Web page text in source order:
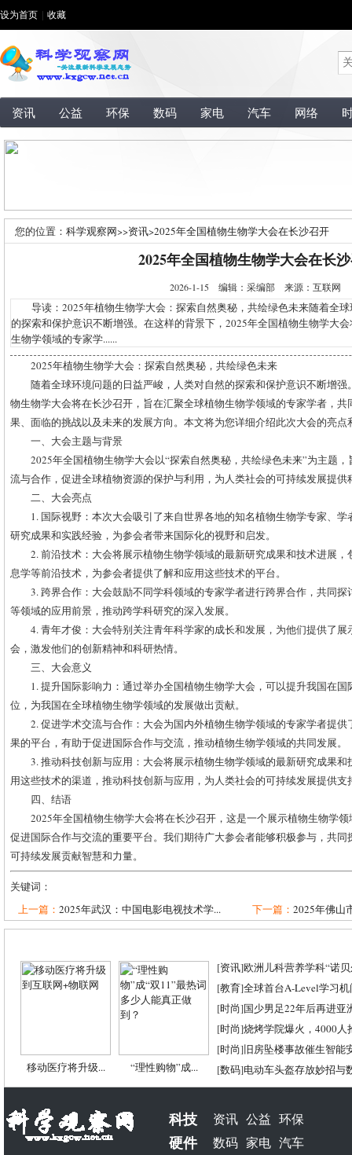
设为首页 收藏
资讯 公益 环保 数码 家电 汽车 网络
您的位置： 科学观察网>>资讯>2025年全国植物生物学大会在长沙召开
2025年全国植物生物学大会在长
2026-1-15 编辑：采编部 来源：互联网
导读：2025年植物生物学大会：探索自然奥秘，共绘绿色未来随着全球
的探索和保护意识不断增强。在这样的背景下，2025年全国植物生物学大
生物学领域的专家学......
2025年植物生物学大会：探索自然奥秘，共绘绿色未来
随着全球环境问题的日益严峻，人类对自然的探索和保护意识不断增
物生物学大会将在长沙召开，旨在汇聚全球植物生物学领域的专家学者，
果、面临的挑战以及未来的发展方向。本文将为您详细介绍此次大会的亮点
一、大会主题与背景
2025年全国植物生物学大会以“探索自然奥秘，共绘绿色未来”为主题
流与合作，促进全球植物资源的保护与利用，为人类社会的可持续发展提供
二、大会亮点
1. 国际视野：本次大会吸引了来自世界各地的知名植物生物学专家、
研究成果和实践经验，为参会者带来国际化的视野和启发。
2. 前沿技术：大会将展示植物生物学领域的最新研究成果和技术进展
息学等前沿技术，为参会者提供了解和应用这些技术的平台。
3. 跨界合作：大会鼓励不同学科领域的专家学者进行跨界合作，共同
等领域的应用前景，推动跨学科研究的深入发展。
4. 青年才俊：大会特别关注青年科学家的成长和发展，为他们提供了
会，激发他们的创新精神和科研热情。
三、大会意义
1. 提升国际影响力：通过举办全国植物生物学大会，可以提升我国在
位，为我国在全球植物生物学领域的发展做出贡献。
2. 促进学术交流与合作：大会为国内外植物生物学领域的专家学者提
果的平台，有助于促进国际合作与交流，推动植物生物学领域的共同发展。
3. 推动科技创新与应用：大会将展示植物生物学领域的最新研究成果
用这些技术的渠道，推动科技创新与应用，为人类社会的可持续发展提供支
四、结语
2025年全国植物生物学大会将在长沙召开，这是一个展示植物生物学
促进国际合作与交流的重要平台。我们期待广大参会者能够积极参与，共
可持续发展贡献智慧和力量。
关键词：
上一篇： 2025年武汉：中国电影电视技术学... 下一篇： 2025年佛山
移动医疗将升级... “理性购物”成...
[资讯]欧洲儿科营养学科“诺
[教育]全球首台A-Level学习
[时尚]国少男足22年后再进亚
[时尚]烧烤学院爆火，4000人
[时尚]旧房坠楼事故催生智能
[数码]电动车头盔存放妙招与
科技 资讯 公益 环保
硬件 数码 家电 汽车